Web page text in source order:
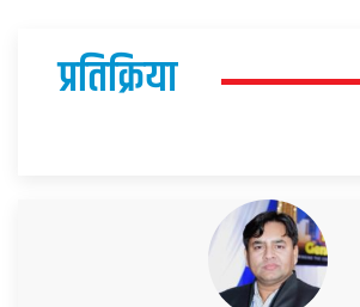
प्रतिक्रिया